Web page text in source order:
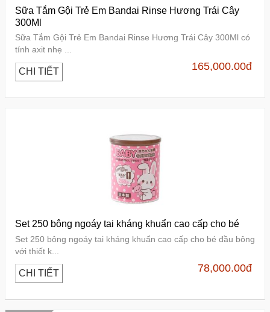
Sữa Tắm Gội Trẻ Em Bandai Rinse Hương Trái Cây
300Ml
Sữa Tắm Gội Trẻ Em Bandai Rinse Hương Trái Cây 300Ml có
tính axit nhẹ ...
CHI TIẾT 165,000.00đ
Set 250 bông ngoáy tai kháng khuẩn cao cấp cho bé
Set 250 bông ngoáy tai kháng khuẩn cao cấp cho bé đầu bông
với thiết k...
CHI TIẾT 78,000.00đ